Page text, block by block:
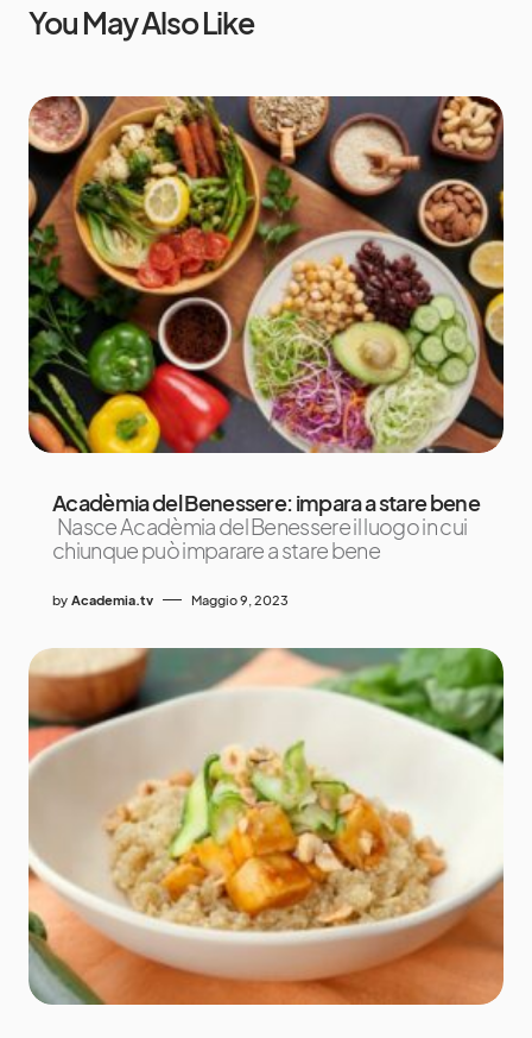
You May Also Like
Acadèmia del Benessere: impara a stare bene
Nasce Acadèmia del Benessere il luogo in cui
chiunque può imparare a stare bene
by Academia.tv Maggio 9, 2023